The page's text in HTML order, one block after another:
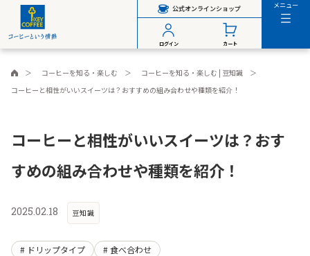
公式オンラインショップ
ログイン カート
メニュー
コーヒーを知る・楽しむ
コーヒーを知る・楽しむ | 豆知識
コーヒーと相性がいいスイーツは？おすすめの組み合わせや種類を紹介！
コーヒーと相性がいいスイーツは？おす
すめの組み合わせや種類を紹介！
2025.02.18 豆知識
ドリップタイプ 食べ合わせ